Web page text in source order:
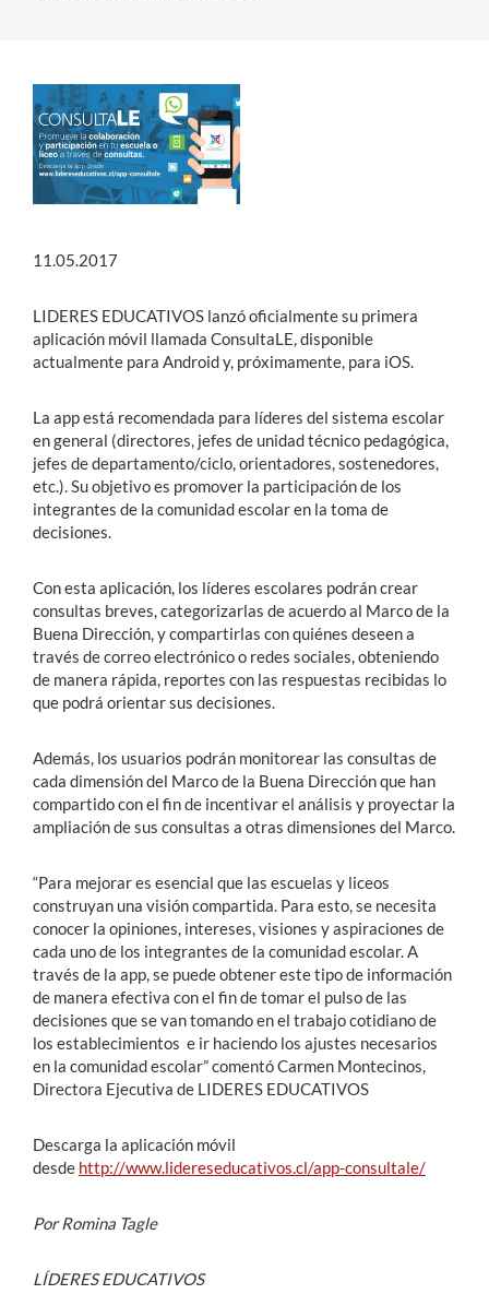
English
11.05.2017
LIDERES EDUCATIVOS lanzó oficialmente su primera
aplicación móvil llamada ConsultaLE, disponible
actualmente para Android y, próximamente, para iOS.
La app está recomendada para líderes del sistema escolar
en general (directores, jefes de unidad técnico pedagógica,
jefes de departamento/ciclo, orientadores, sostenedores,
etc.). Su objetivo es promover la participación de los
integrantes de la comunidad escolar en la toma de
decisiones.
Con esta aplicación, los líderes escolares podrán crear
consultas breves, categorizarlas de acuerdo al Marco de la
Buena Dirección, y compartirlas con quiénes deseen a
través de correo electrónico o redes sociales, obteniendo
de manera rápida, reportes con las respuestas recibidas lo
que podrá orientar sus decisiones.
Además, los usuarios podrán monitorear las consultas de
cada dimensión del Marco de la Buena Dirección que han
compartido con el fin de incentivar el análisis y proyectar la
ampliación de sus consultas a otras dimensiones del Marco.
“Para mejorar es esencial que las escuelas y liceos
construyan una visión compartida. Para esto, se necesita
conocer la opiniones, intereses, visiones y aspiraciones de
cada uno de los integrantes de la comunidad escolar. A
través de la app, se puede obtener este tipo de información
de manera efectiva con el fin de tomar el pulso de las
decisiones que se van tomando en el trabajo cotidiano de
los establecimientos e ir haciendo los ajustes necesarios
en la comunidad escolar” comentó Carmen Montecinos,
Directora Ejecutiva de LIDERES EDUCATIVOS
Descarga la aplicación móvil
desde http://www.lidereseducativos.cl/app-consultale/
Por Romina Tagle
LÍDERES EDUCATIVOS